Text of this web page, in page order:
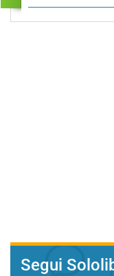
Segui